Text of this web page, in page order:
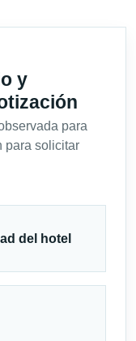
y
para
para solicitar
del hotel